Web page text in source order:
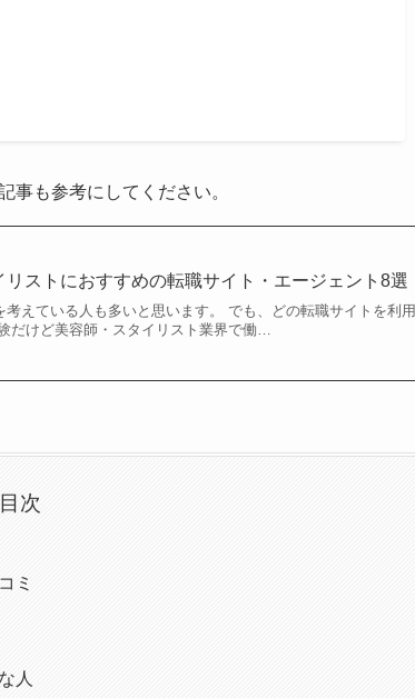
事も参考にしてください。
リストにおすすめの転職サイト・エージェント8選
えている人も多いと思います。 でも、どの転職サイトを利用
だけど美容師・スタイリスト業界で働…
目次
ミ
人